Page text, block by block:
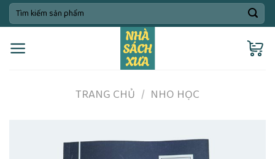
Skip
to
content
Tìm
kiếm:
TRANG CHỦ / NHO HỌC